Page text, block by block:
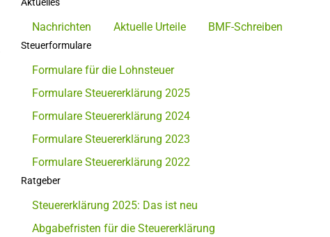
Nachrichten Aktuelle Urteile BMF-Schreiben
Steuerformulare
Formulare für die Lohnsteuer
Formulare Steuererklärung 2025
Formulare Steuererklärung 2024
Formulare Steuererklärung 2023
Formulare Steuererklärung 2022
Ratgeber
Steuererklärung 2025: Das ist neu
Abgabefristen für die Steuererklärung